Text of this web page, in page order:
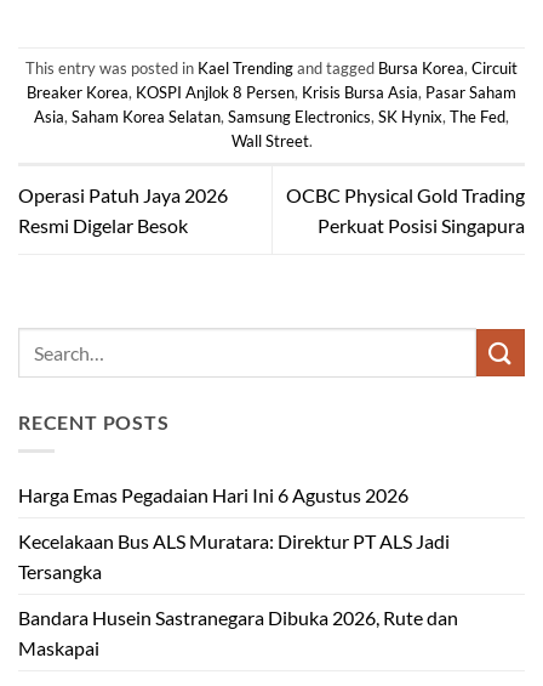
This entry was posted in Kael Trendingand tagged Bursa Korea,Circuit
Breaker Korea, KOSPI Anjlok 8 Persen, Krisis Bursa Asia, Pasar Saham
Asia,Saham Korea Selatan,Samsung Electronics,SK Hynix,The Fed,
Wall Street.
Operasi Patuh Jaya 2026
Resmi Digelar Besok
OCBC Physical Gold Trading
Perkuat Posisi Singapura
RECENT POSTS
Harga Emas Pegadaian Hari Ini 6 Agustus 2026
Kecelakaan Bus ALS Muratara: Direktur PT ALS Jadi
Tersangka
Bandara Husein Sastranegara Dibuka 2026, Rute dan
Maskapai